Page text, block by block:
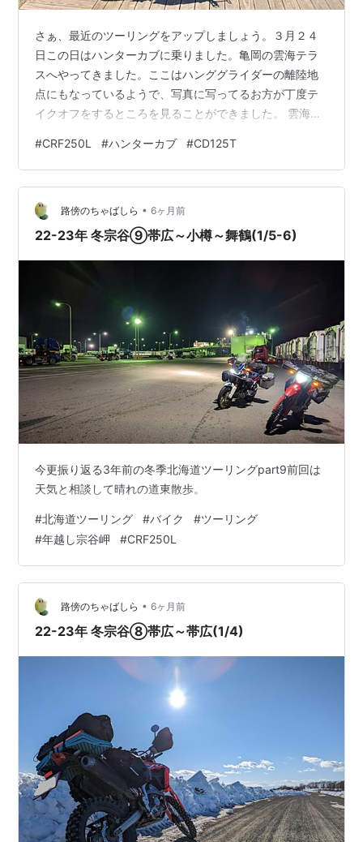
さぁ、最近のツーリングをアップしましょう。３月２４
日この日はハンターカブに乗りました。亀岡の雲海テラ
スへやってきました。ここはハンググライダーの離陸地
点にもなっているようで、写真に写ってるお方が丁度テ
イクオフをするところを見ることができました。 雲海テ
ろがありましたよ。 ダートを探索。 池に出ましたね。テ
ンションあがりました（笑）いいとこですね～ 三田あた
りだったかな？この道の雰囲気も最高です。 ３月２８日
CRFに乗りましょう。沈下橋を見つけたので早速渡りま
す。気分いいなぁ。 新規林道探索。ここは地面を見ても
#CRF250L #ハンターカブ #CD125T
路傍のちゃばしら • 6ヶ月前
22-23年 冬宗谷⑨帯広～小樽～舞鶴(1/5-6)
今更振り返る3年前の冬季北海道ツーリングpart9前回は
天気と相談して晴れの道東散歩。
#北海道ツーリング #バイク #ツーリング
#年越し宗谷岬 #CRF250L
路傍のちゃばしら • 6ヶ月前
22-23年 冬宗谷⑧帯広～帯広(1/4)